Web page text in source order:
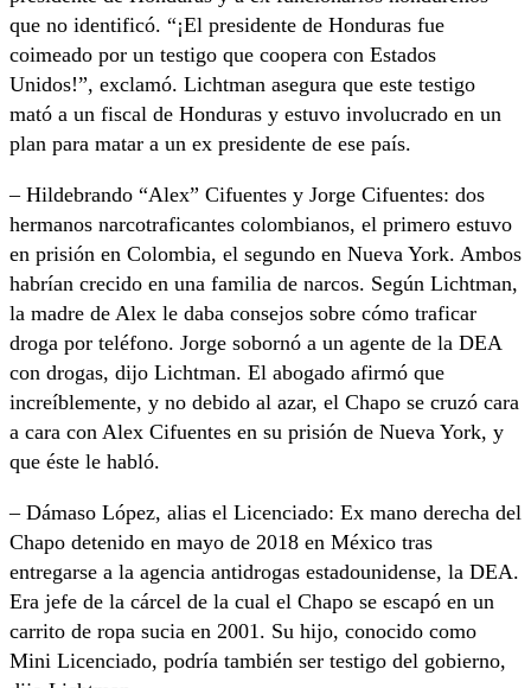
que no identificó. “¡El presidente de Honduras fue
coimeado por un testigo que coopera con Estados
Unidos!”, exclamó. Lichtman asegura que este testigo
mató a un fiscal de Honduras y estuvo involucrado en un
plan para matar a un ex presidente de ese país.
– Hildebrando “Alex” Cifuentes y Jorge Cifuentes: dos
hermanos narcotraficantes colombianos, el primero estuvo
en prisión en Colombia, el segundo en Nueva York. Ambos
habrían crecido en una familia de narcos. Según Lichtman,
la madre de Alex le daba consejos sobre cómo traficar
droga por teléfono. Jorge sobornó a un agente de la DEA
con drogas, dijo Lichtman. El abogado afirmó que
increíblemente, y no debido al azar, el Chapo se cruzó cara
a cara con Alex Cifuentes en su prisión de Nueva York, y
que éste le habló.
– Dámaso López, alias el Licenciado: Ex mano derecha del
Chapo detenido en mayo de 2018 en México tras
entregarse a la agencia antidrogas estadounidense, la DEA.
Era jefe de la cárcel de la cual el Chapo se escapó en un
carrito de ropa sucia en 2001. Su hijo, conocido como
Mini Licenciado, podría también ser testigo del gobierno,